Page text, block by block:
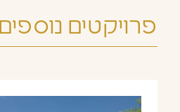
פרויקטים נוספים